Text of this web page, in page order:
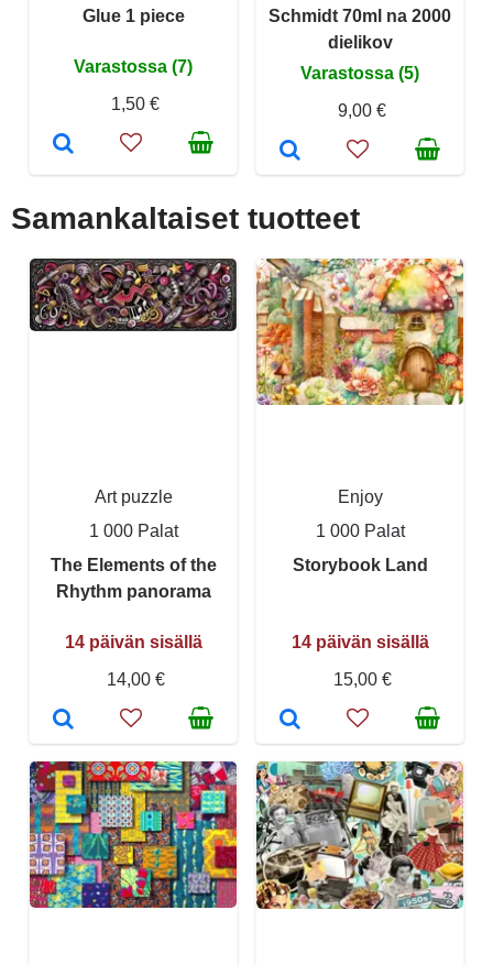
Glue 1 piece
Varastossa (7)
1,50 €
Schmidt 70ml na 2000
dielikov
Varastossa (5)
9,00 €
Samankaltaiset tuotteet
Art puzzle
1 000 Palat
The Elements of the
Rhythm panorama
14 päivän sisällä
14,00 €
Enjoy
1 000 Palat
Storybook Land
14 päivän sisällä
15,00 €